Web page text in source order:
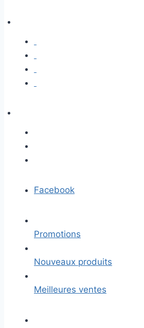
Facebook
Promotions
Nouveaux produits
Meilleures ventes